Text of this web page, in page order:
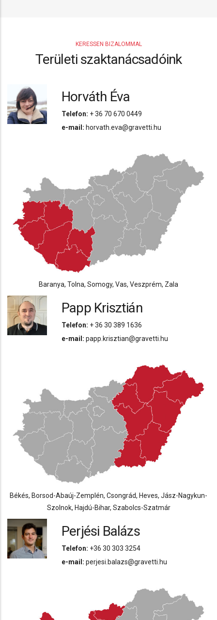
KERESSEN BIZALOMMAL
Területi szaktanácsadóink
Horváth Éva
Telefon: + 36 70 670 0449
e-mail: horvath.eva@gravetti.hu
Baranya, Tolna, Somogy, Vas, Veszprém, Zala
Papp Krisztián
Telefon: + 36 30 389 1636
e-mail: papp.krisztian@gravetti.hu
Békés, Borsod-Abaúj-Zemplén, Csongrád, Heves, Jász-Nagykun-
Szolnok, Hajdú-Bihar, Szabolcs-Szatmár
Perjési Balázs
Telefon: +36 30 303 3254
e-mail: perjesi.balazs@gravetti.hu